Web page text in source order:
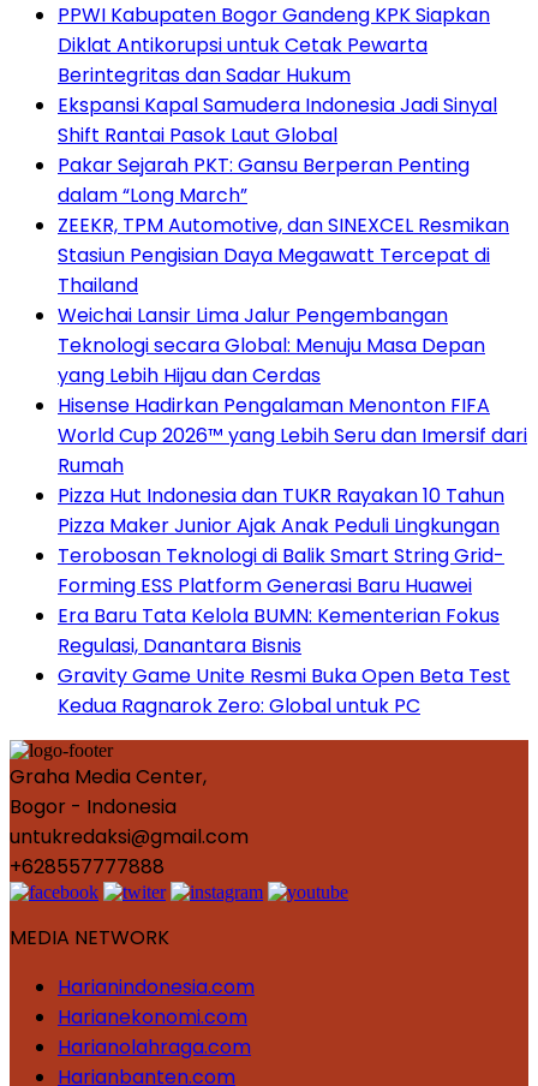
PPWI Kabupaten Bogor Gandeng KPK Siapkan
Diklat Antikorupsi untuk Cetak Pewarta
Berintegritas dan Sadar Hukum
Ekspansi Kapal Samudera Indonesia Jadi Sinyal
Shift Rantai Pasok Laut Global
Pakar Sejarah PKT: Gansu Berperan Penting
dalam “Long March”
ZEEKR, TPM Automotive, dan SINEXCEL Resmikan
Stasiun Pengisian Daya Megawatt Tercepat di
Thailand
Weichai Lansir Lima Jalur Pengembangan
Teknologi secara Global: Menuju Masa Depan
yang Lebih Hijau dan Cerdas
Hisense Hadirkan Pengalaman Menonton FIFA
World Cup 2026™ yang Lebih Seru dan Imersif dari
Rumah
Pizza Hut Indonesia dan TUKR Rayakan 10 Tahun
Pizza Maker Junior Ajak Anak Peduli Lingkungan
Terobosan Teknologi di Balik Smart String Grid-
Forming ESS Platform Generasi Baru Huawei
Era Baru Tata Kelola BUMN: Kementerian Fokus
Regulasi, Danantara Bisnis
Gravity Game Unite Resmi Buka Open Beta Test
Kedua Ragnarok Zero: Global untuk PC
Graha Media Center,
Bogor - Indonesia
untukredaksi@gmail.com
+628557777888
MEDIA NETWORK
Harianindonesia.com
Harianekonomi.com
Harianolahraga.com
Harianbanten.com